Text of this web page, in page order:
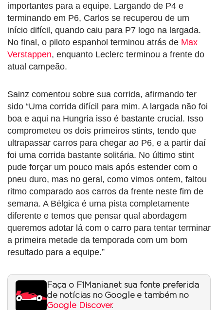
importantes para a equipe. Largando de P4 e
terminando em P6, Carlos se recuperou de um
início difícil, quando caiu para P7 logo na largada.
No final, o piloto espanhol terminou atrás de Max
Verstappen, enquanto Leclerc terminou a frente do
atual campeão.
Sainz comentou sobre sua corrida, afirmando ter
sido “Uma corrida difícil para mim. A largada não foi
boa e aqui na Hungria isso é bastante crucial. Isso
comprometeu os dois primeiros stints, tendo que
ultrapassar carros para chegar ao P6, e a partir daí
foi uma corrida bastante solitária. No último stint
pude forçar um pouco mais após estender com o
pneu duro, mas no geral, como vimos ontem, faltou
ritmo comparado aos carros da frente neste fim de
semana. A Bélgica é uma pista completamente
diferente e temos que pensar qual abordagem
queremos adotar lá com o carro para tentar terminar
a primeira metade da temporada com um bom
resultado para a equipe.”
Faça o F1Mania.net sua fonte preferida
de notícias no Google e também no
Google Discover.